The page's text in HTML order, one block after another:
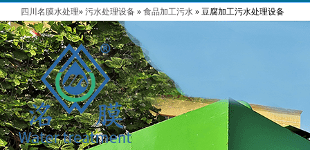
四川名膜水处理» 污水处理设备 » 食品加工污水 » 豆腐加工污水处理设备